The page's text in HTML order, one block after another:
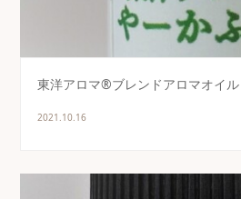
東洋アロマ®ブレンドアロマオ
2021.10.16